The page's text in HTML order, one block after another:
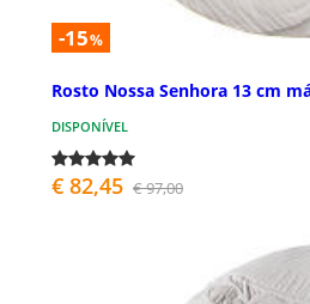
-15%
Rosto Nossa Senhora 13 cm
DISPONÍVEL
€ 82,45 € 97,00